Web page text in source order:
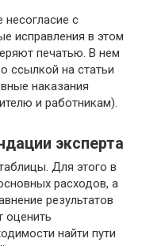
несогласие с
исправления в этом
печатью. В нем
ссылкой на статьи
наказания
и работникам).
эксперта
Для этого в
расходов, а
результатов
оценить
найти пути